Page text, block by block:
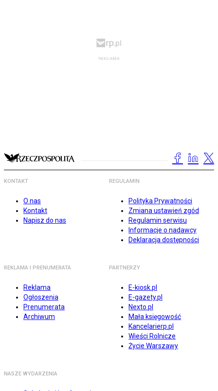
KONTAKT
O nas
Kontakt
Napisz do nas
REGULAMIN
Polityka Prywatności
Zmiana ustawień zgód
Regulamin serwisu
Informacje o nadawcy
Deklaracja dostępności
REKLAMA I PRENUMERATA
Reklama
Ogłoszenia
Prenumerata
Archiwum
PARTNERZY
E-kiosk.pl
E-gazety.pl
Nexto.pl
Mała księgowość
Kancelarierp.pl
Wieści Rolnicze
Życie Warszawy
NASZE WYDARZENIA